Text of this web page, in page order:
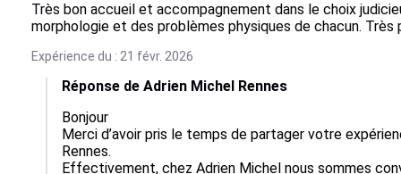
Très bon accueil et accompagnement dans le choix
morphologie et des problèmes physiques de chacun. Très
Expérience du : 21 févr. 2026
Réponse de Adrien Michel Rennes
Bonjour
Merci d’avoir pris le temps de partager votre
Rennes.
Effectivement, chez Adrien Michel nous sommes